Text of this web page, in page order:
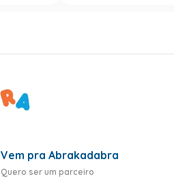
Vem pra Abrakadabra
Quero ser um parceiro